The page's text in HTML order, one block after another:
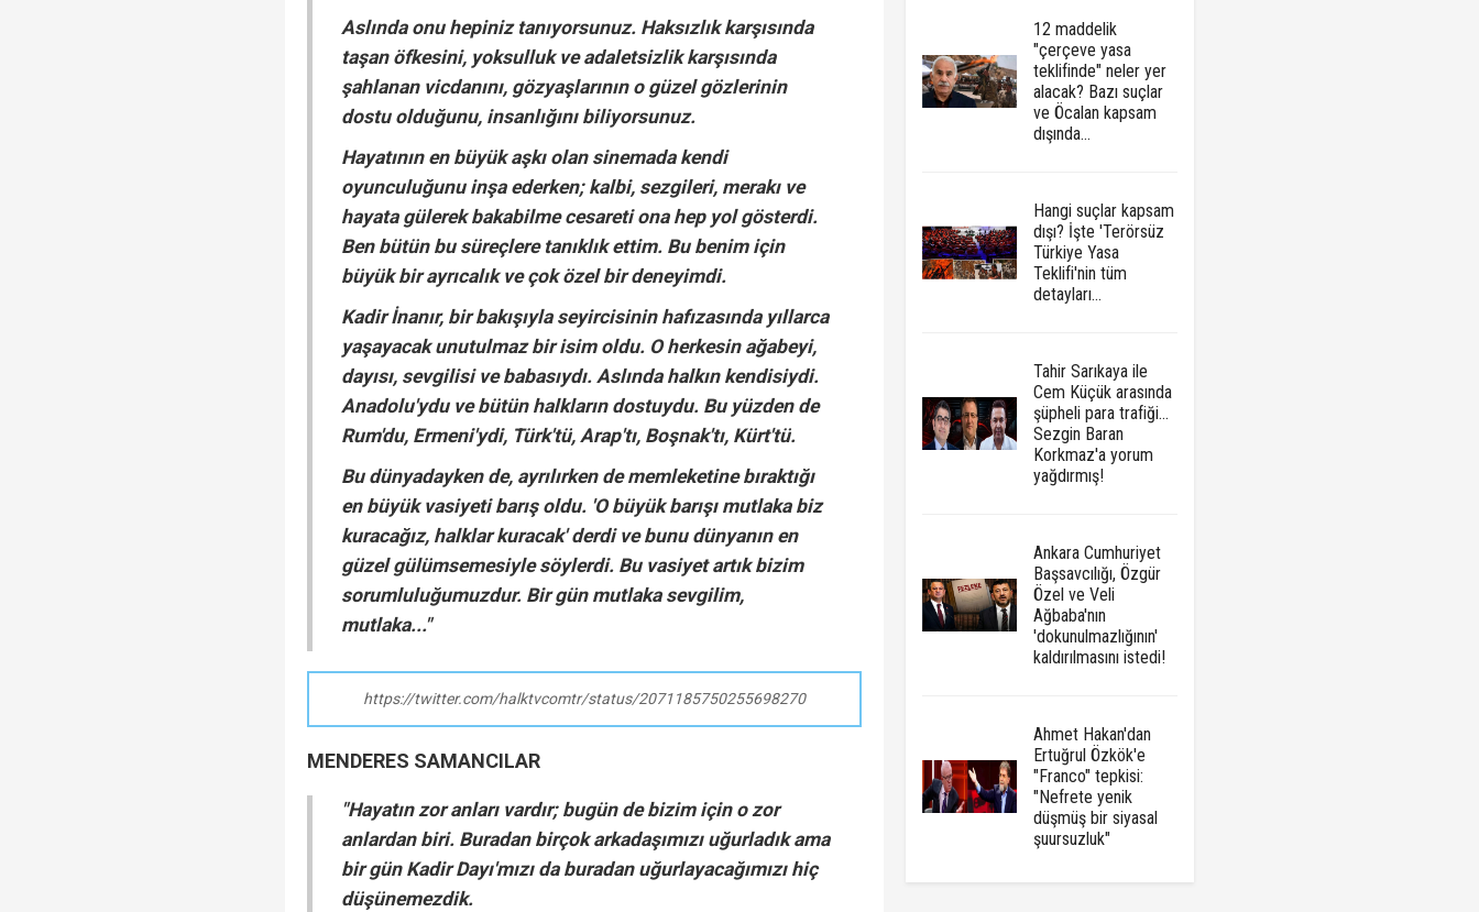
Aslında onu hepiniz tanıyorsunuz. Haksızlık karşısında
taşan öfkesini, yoksulluk ve adaletsizlik karşısında
şahlanan vicdanını, gözyaşlarının o güzel gözlerinin
dostu olduğunu, insanlığını biliyorsunuz.
Hayatının en büyük aşkı olan sinemada kendi
oyunculuğunu inşa ederken; kalbi, sezgileri, merakı ve
hayata gülerek bakabilme cesareti ona hep yol gösterdi.
Ben bütün bu süreçlere tanıklık ettim. Bu benim için
büyük bir ayrıcalık ve çok özel bir deneyimdi.
Kadir İnanır, bir bakışıyla seyircisinin hafızasında yıllarca
yaşayacak unutulmaz bir isim oldu. O herkesin ağabeyi,
dayısı, sevgilisi ve babasıydı. Aslında halkın kendisiydi.
Anadolu'ydu ve bütün halkların dostuydu. Bu yüzden de
Rum'du, Ermeni'ydi, Türk'tü, Arap'tı, Boşnak'tı, Kürt'tü.
Bu dünyadayken de, ayrılırken de memleketine bıraktığı
en büyük vasiyeti barış oldu. 'O büyük barışı mutlaka biz
kuracağız, halklar kuracak' derdi ve bunu dünyanın en
güzel gülümsemesiyle söylerdi. Bu vasiyet artık bizim
sorumluluğumuzdur. Bir gün mutlaka sevgilim,
mutlaka..."
https://twitter.com/halktvcomtr/status/2071185750255698270
MENDERES SAMANCILAR
"Hayatın zor anları vardır; bugün de bizim için o zor
anlardan biri. Buradan birçok arkadaşımızı uğurladık ama
bir gün Kadir Dayı'mızı da buradan uğurlayacağımızı hiç
düşünemezdik.
12 maddelik
"çerçeve yasa
teklifinde" neler yer
alacak? Bazı suçlar
ve Öcalan kapsam
dışında…
Hangi suçlar kapsam
dışı? İşte 'Terörsüz
Türkiye Yasa
Teklifi'nin tüm
detayları...
Tahir Sarıkaya ile
Cem Küçük arasında
şüpheli para trafiği...
Sezgin Baran
Korkmaz'a yorum
yağdırmış!
Ankara Cumhuriyet
Başsavcılığı, Özgür
Özel ve Veli
Ağbaba'nın
'dokunulmazlığının'
kaldırılmasını istedi!
Ahmet Hakan'dan
Ertuğrul Özkök'e
"Franco" tepkisi:
"Nefrete yenik
düşmüş bir siyasal
şuursuzluk"